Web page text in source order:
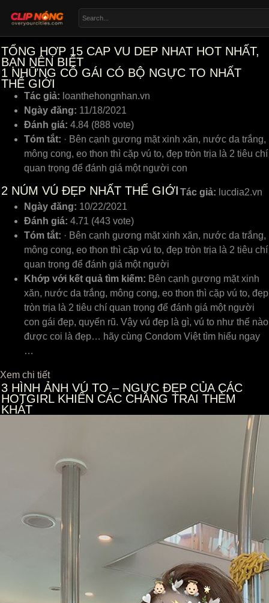
TỔNG HỢP 15 CAP VU DEP NHAT HOT NHẤT,
BẠN NÊN BIẾT
1 NHỮNG CÔ GÁI CÓ BỘ NGỰC TO NHẤT
THẾ GIỚI
Tác giả: loanthehongnhan.vn
Ngày đăng: 11/18/2021
Đánh giá: 4.84 (888 vote)
Tóm tắt: · Bên cạnh gương mặt xinh xăn, nước da trắng,
mông cong, eo thon thì cặp vú to, đẹp tròn trịa là 2 tiêu chí
quan trọng để đánh giá một người con
2 NÚM VÚ ĐẸP NHẤT THẾ GIỚI Tác giả: lucdia2.vn
Ngày đăng: 10/22/2021
Đánh giá: 4.71 (443 vote)
Tóm tắt: · Bên cạnh gương mặt xinh xăn, nước da trắng,
mông cong, eo thon thì cặp vú to, đẹp tròn trịa là 2 tiêu chí
quan trọng để đánh giá một người
Khớp với kết quả tìm kiếm: Bên cạnh gương mặt xinh
xăn, nước da trắng, mông cong, eo thon thì cặp vú to, đẹp
tròn trịa là 2 tiêu chí quan trọng để đánh giá một người
con gái đẹp, quyến rũ. Vậy vú đẹp là gì, vú to như thế nào
được coi là đẹp… hãy cùng Condom Việt tìm hiểu ngay
…
Xem chi tiết
3 HÌNH ẢNH VÚ TO – NGỰC ĐẸP CỦA CÁC
HOTGIRL KHIẾN CÁC CHÀNG TRAI THÈM
KHÁT